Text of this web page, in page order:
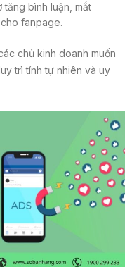
bình luận, mắt
fanpage.
chủ kinh doanh muốn
trì tính tự nhiên và uy